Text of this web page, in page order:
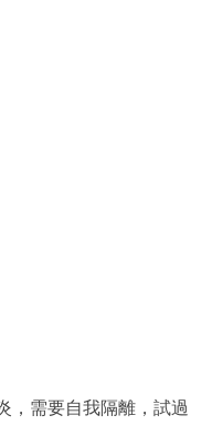
，需要自我隔離，試過